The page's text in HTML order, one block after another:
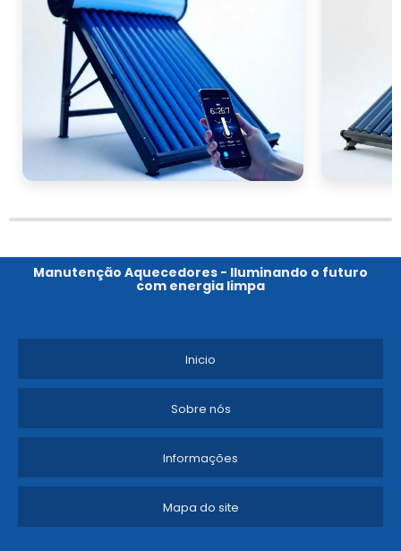
Manutenção Aquecedores - Iluminando o futuro
com energia limpa
Inicio
Sobre nós
Informações
Mapa do site